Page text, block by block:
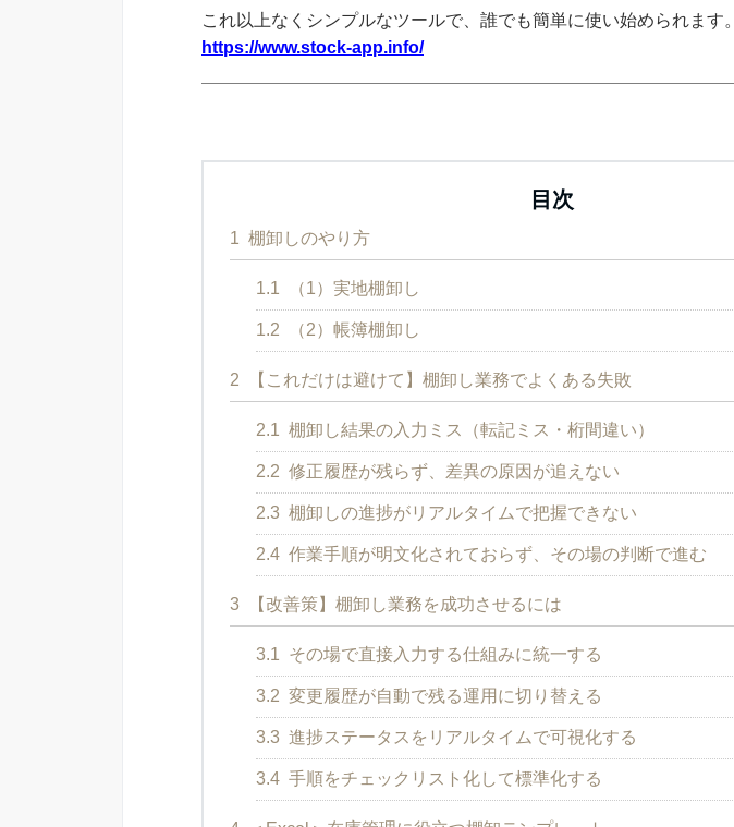
これ以上なくシンプルなツールで、誰でも簡単に使い始められます。
https://www.stock-app.info/
目次
1 棚卸しのやり方
1.1 （1）実地棚卸し
1.2 （2）帳簿棚卸し
2 【これだけは避けて】棚卸し業務でよくある失敗
2.1 棚卸し結果の入力ミス（転記ミス・桁間違い）
2.2 修正履歴が残らず、差異の原因が追えない
2.3 棚卸しの進捗がリアルタイムで把握できない
2.4 作業手順が明文化されておらず、その場の判断で進む
3 【改善策】棚卸し業務を成功させるには
3.1 その場で直接入力する仕組みに統一する
3.2 変更履歴が自動で残る運用に切り替える
3.3 進捗ステータスをリアルタイムで可視化する
3.4 手順をチェックリスト化して標準化する